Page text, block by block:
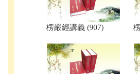
楞嚴經講義 (907)